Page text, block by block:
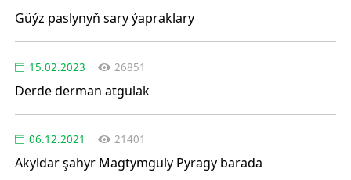
Güýz paslynyň sary ýapraklary
15.02.2023 26851
Derde derman atgulak
06.12.2021 21401
Akyldar şahyr Magtymguly Pyragy barada